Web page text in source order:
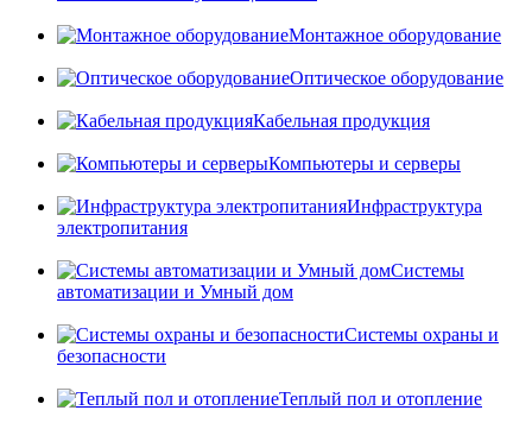
Монтажное оборудование
Оптическое оборудование
Кабельная продукция
Компьютеры и серверы
Инфраструктура
электропитания
Системы
автоматизации и Умный дом
Системы охраны и
безопасности
Теплый пол и отопление